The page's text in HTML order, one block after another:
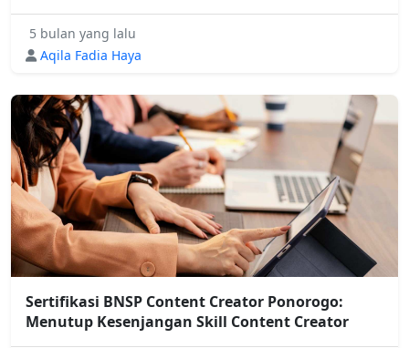
5 bulan yang lalu
Aqila Fadia Haya
Sertifikasi BNSP Content Creator Ponorogo:
Menutup Kesenjangan Skill Content Creator